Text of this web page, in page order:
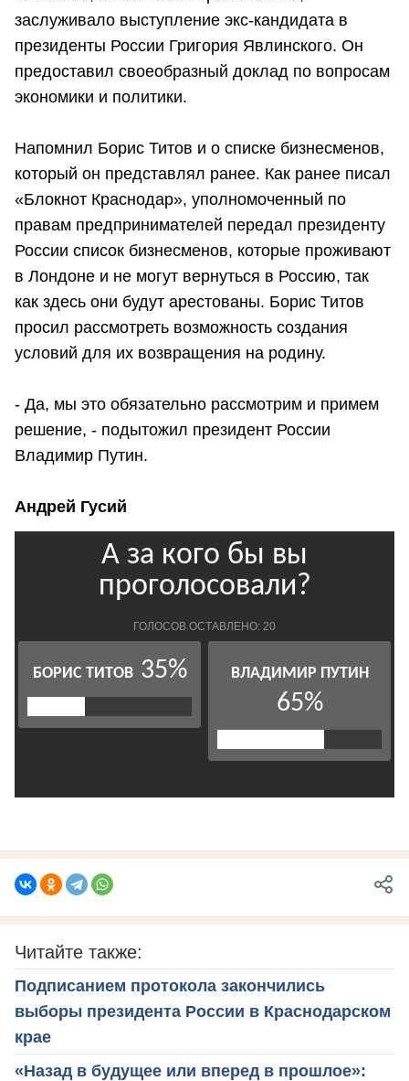
заслуживало выступление экс-кандидата в
президенты России Григория Явлинского. Он
предоставил своеобразный доклад по вопросам
экономики и политики.
Напомнил Борис Титов и о списке бизнесменов,
который он представлял ранее. Как ранее писал
«Блокнот Краснодар», уполномоченный по
правам предпринимателей передал президенту
России список бизнесменов, которые проживают
в Лондоне и не могут вернуться в Россию, так
как здесь они будут арестованы. Борис Титов
просил рассмотреть возможность создания
условий для их возвращения на родину.
- Да, мы это обязательно рассмотрим и примем
решение, - подытожил президент России
Владимир Путин.
Андрей Гусий
Читайте также:
Подписанием протокола закончились
выборы президента России в Краснодарском
крае
«Назад в будущее или вперед в прошлое»: